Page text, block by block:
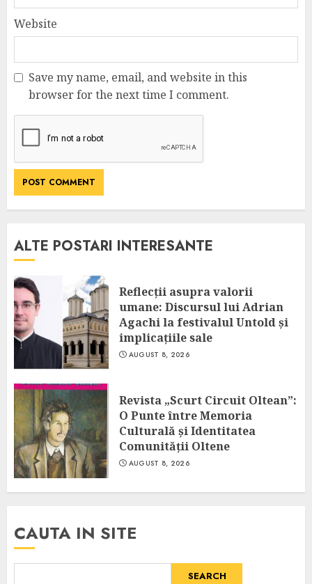
Website
Save my name, email, and website in this
browser for the next time I comment.
ALTE POSTARI INTERESANTE
Reflecții asupra valorii
umane: Discursul lui Adrian
Agachi la festivalul Untold și
implicațiile sale
AUGUST 8, 2026
Revista „Scurt Circuit Oltean”:
O Punte între Memoria
Culturală și Identitatea
Comunității Oltene
AUGUST 8, 2026
CAUTA IN SITE
SEARCH